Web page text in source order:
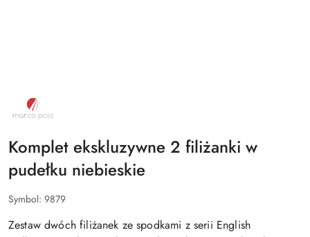
NAZWA
PRODUCENTA:
MARCO
Komplet ekskluzywne 2 filiżanki w
pudełku niebieskie
Symbol: 9879
Zestaw dwóch filiżanek ze spodkami z serii English